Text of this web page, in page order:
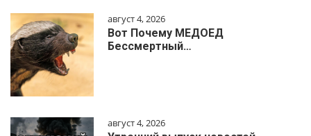
август 4, 2026
Вот Почему МЕДОЕД
Бессмертный…
август 4, 2026